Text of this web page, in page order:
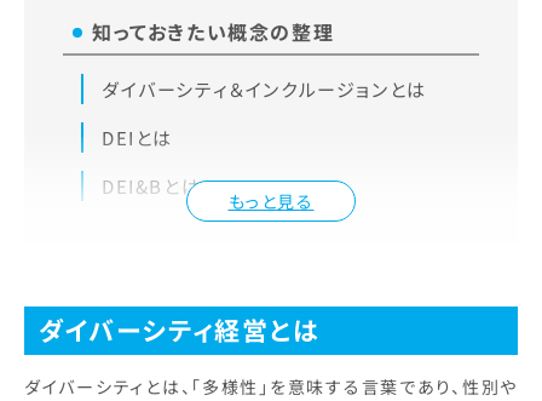
もっと見る
知っておきたい概念の整理
ダイバーシティ＆インクルージョンとは
DEIとは
DEI&Bとは
ダイバーシティ経営とは
ダイバーシティとは、「多様性」を意味する言葉であり、性別や